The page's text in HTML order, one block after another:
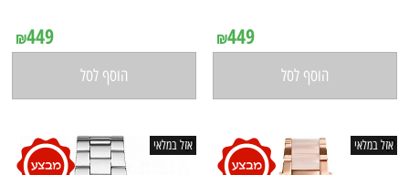
₪449
הוסף לסל
₪449
הוסף לסל
אזל במלאי אזל במלאי